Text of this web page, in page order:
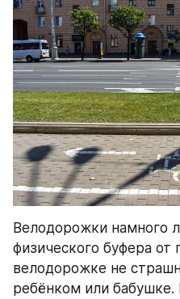
Велодорожки намного
физического буфера от
велодорожке не
ребёнком или